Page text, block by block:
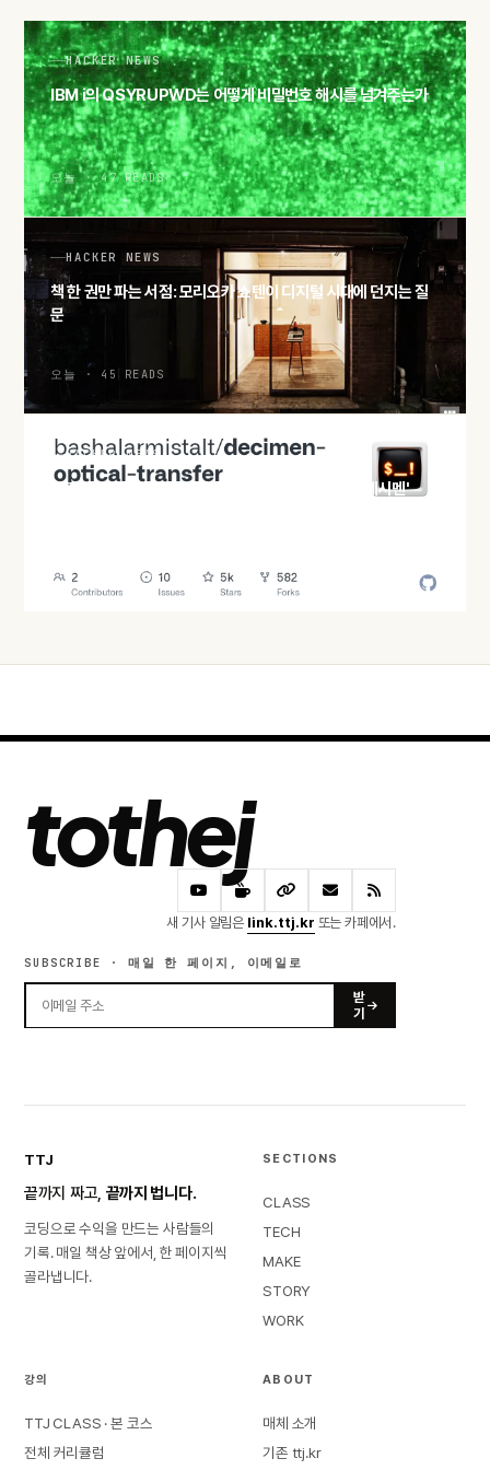
HACKER NEWS
IBM i의 QSYRUPWD는 어떻게 비밀번호 해시를 넘겨주는가
오늘 · 47 READS
HACKER NEWS
책 한 권만 파는 서점: 모리오카 쇼텐이 디지털 시대에 던지는 질
문
오늘 · 45 READS
HACKER NEWS
화면과 카메라만으로 파일 전송, QR 분수코드 실험 '데시멘'
오늘 · 41 READS
tothej
새 기사 알림은 link.ttj.kr 또는 카페에서.
SUBSCRIBE · 매일 한 페이지, 이메일로
받
기
TTJ
끝까지 짜고, 끝까지 법니다.
코딩으로 수익을 만드는 사람들의
기록. 매일 책상 앞에서, 한 페이지씩
골라냅니다.
SECTIONS
CLASS
TECH
MAKE
STORY
WORK
강의
TTJ CLASS · 본 코스
전체 커리큘럼
ABOUT
매체 소개
기존 ttj.kr